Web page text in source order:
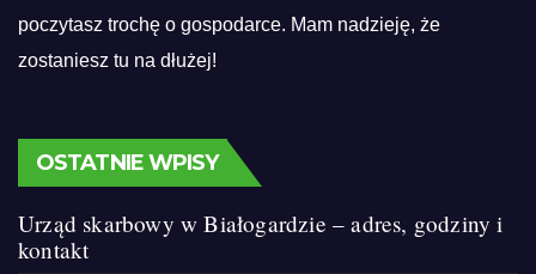
poczytasz trochę o gospodarce. Mam nadzieję, że
zostaniesz tu na dłużej!
OSTATNIE WPISY
Urząd skarbowy w Białogardzie – adres, godziny i
kontakt